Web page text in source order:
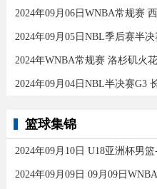
2024年09月06日WNBA常规赛
2024年WNBA常规赛 洛杉矶火
篮球集锦